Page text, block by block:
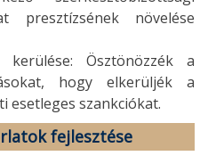
növelése
Ösztönözzék a
hogy elkerüljék a
esetleges szankciókat.
fejlesztése